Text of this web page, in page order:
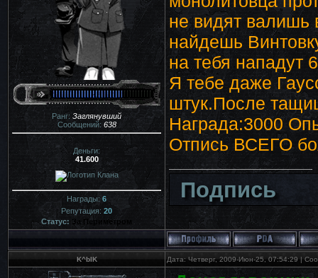
Ранг: Заглянувший
Сообщений:638
Деньги:
41.600
Награды:6
Репутация: 20
Статус: За Периметром
не видят валишь
найдешь
на тебя нападут
Я тебе даже
штук.После
Награда:3000
Отпись ВСЕГО
Подпись
K^bIK Дата: Четверг, 2009-Июн-25, 07:54:29 |